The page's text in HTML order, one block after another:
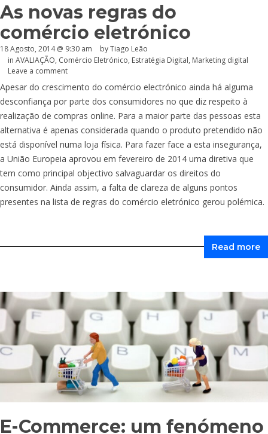
As novas regras do
comércio eletrónico
18 Agosto, 2014 @ 9:30 am
by Tiago Leão
in AVALIAÇÃO, Comércio Eletrónico, Estratégia Digital, Marketing digital
Leave a comment
Apesar do crescimento do comércio electrónico ainda há alguma
desconfiança por parte dos consumidores no que diz respeito à
realização de compras online. Para a maior parte das pessoas esta
alternativa é apenas considerada quando o produto pretendido não
está disponível numa loja física. Para fazer face a esta insegurança,
a União Europeia aprovou em fevereiro de 2014 uma diretiva que
tem como principal objectivo salvaguardar os direitos do
consumidor. Ainda assim, a falta de clareza de alguns pontos
presentes na lista de regras do comércio eletrónico gerou polémica.
Read more
E-Commerce: um fenómeno